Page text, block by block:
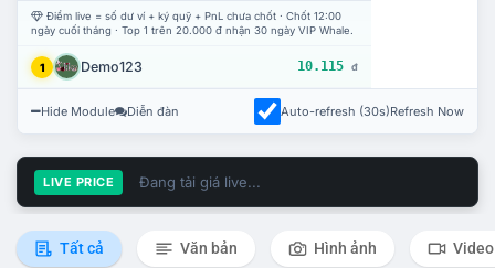
Điểm live = số dư ví + ký quỹ + PnL chưa chốt · Chốt 12:00
ngày cuối tháng · Top 1 trên 20.000 đ nhận 30 ngày VIP Whale.
1 Demo123 10.115 đ
Hide Module Diễn đàn Auto-refresh (30s)Refresh Now
LIVE PRICE Đang tải giá live...
Tất cả Văn bản Hình ảnh Video